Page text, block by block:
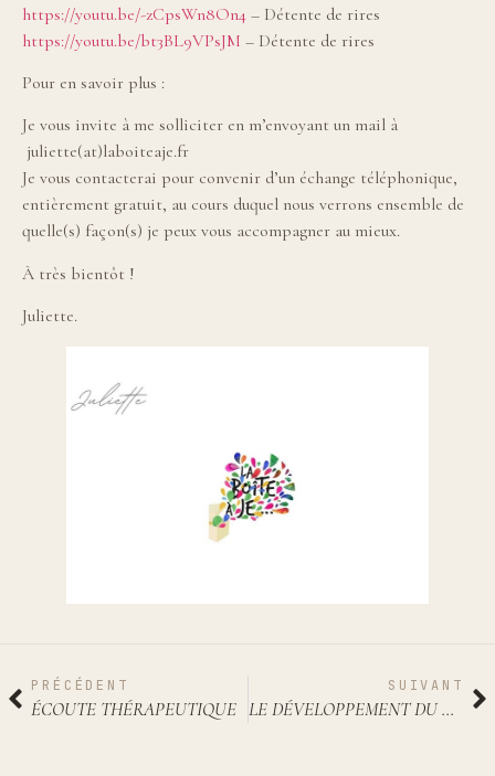
https://youtu.be/-zCpsWn8On4 – Détente de rires
https://youtu.be/bt3BL9VPsJM – Détente de rires
Pour en savoir plus :
Je vous invite à me solliciter en m’envoyant un mail à
juliette(at)laboiteaje.fr
Je vous contacterai pour convenir d’un échange téléphonique,
entièrement gratuit, au cours duquel nous verrons ensemble de
quelle(s) façon(s) je peux vous accompagner au mieux.
À très bientôt !
Juliette.
PRÉCÉDENT
ÉCOUTE THÉRAPEUTIQUE
SUIVANT
LE DÉVELOPPEMENT DU CERVEAU À LA LUMIÈRE DES NEUROSCIENCES